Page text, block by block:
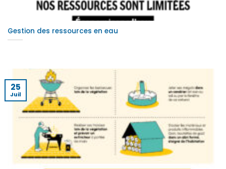
Gestion des ressources en eau
25
Juil